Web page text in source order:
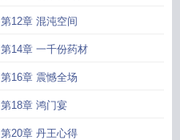
第12章 混沌空间
第14章 一千份药材
第16章 震憾全场
第18章 鸿门宴
第20章 丹王心得